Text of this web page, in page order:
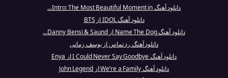
دانلود آهنگ Intro: The Most Beautiful Moment in...
دانلود آهنگ IDOL از BTS
دانلود آهنگ Name The Dog از Danny Bensi & Saund...
دانلود آهنگ رد تماس از یوسف زمانی
دانلود آهنگ I Could Never Say Goodbye از Enya
دانلود آهنگ We’re a Family از John Legend